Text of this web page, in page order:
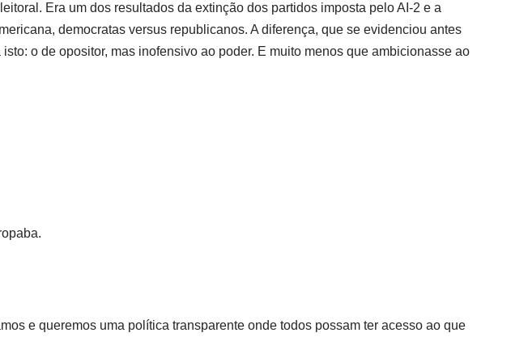
Era um dos resultados da extinção dos partidos imposta pelo AI-2 e a
democratas versus republicanos. A diferença, que se evidenciou antes
o de opositor, mas inofensivo ao poder. E muito menos que ambicionasse ao
e queremos uma política transparente onde todos possam ter acesso ao que